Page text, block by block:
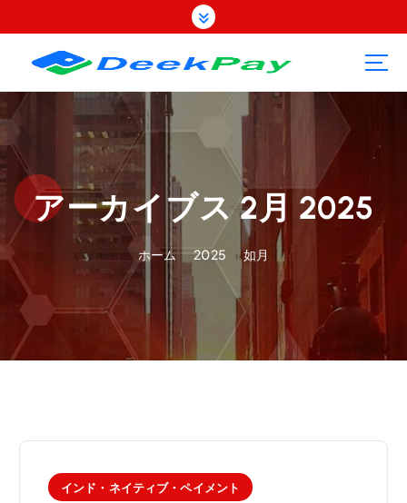
ン
ツ
キ
ッ
アーカイブス 2月 2025
ホーム 2025 如月
インド・ネイティブ・ペイメント